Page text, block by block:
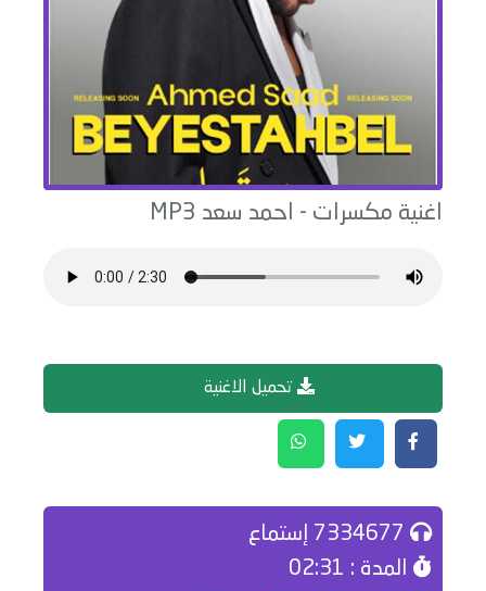
اغنية مكسرات - احمد سعد
تحميل الاغنية
المدة : 02:31